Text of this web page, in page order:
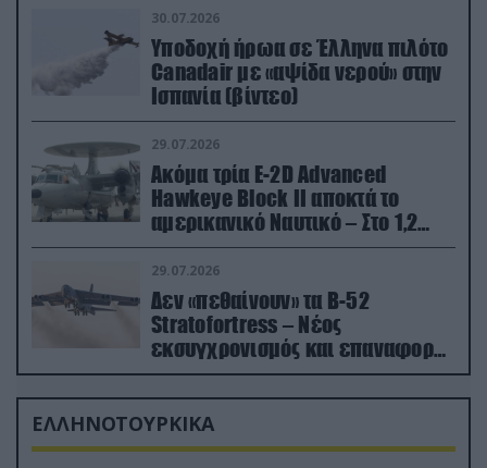
30.07.2026
Υποδοχή ήρωα σε Έλληνα πιλότο
Canadair με «αψίδα νερού» στην
Ισπανία (βίντεο)
29.07.2026
Ακόμα τρία E-2D Advanced
Hawkeye Block II αποκτά το
αμερικανικό Ναυτικό – Στο 1,2
δισ.δολάρια το κόστος
29.07.2026
Δεν «πεθαίνουν» τα Β-52
Stratofortress – Νέος
εκσυγχρονισμός και επαναφορά
από τα «νεκροταφεία»
ΕΛΛΗΝΟΤΟΥΡΚΙΚΑ